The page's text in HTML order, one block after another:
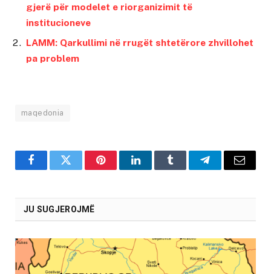
gjerë për modelet e riorganizimit të
institucioneve
LAMM: Qarkullimi në rrugët shtetërore zhvillohet
pa problem
maqedonia
FacebookTwitter PinterestLinkedInTumblr TelegramEmail
JU SUGJEROJMË